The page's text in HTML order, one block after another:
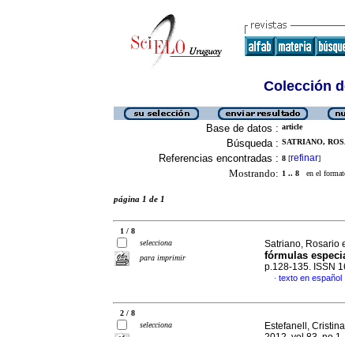
Colección
Base de datos : article
Búsqueda : SATRIANO,
Referencias encontradas : 8 [refinar]
Mostrando: 1 .. 8 en el
página 1 de 1
1 / 8
selecciona
para imprimir
Satriano, Rosario
fórmulas
p.128-135. ISSN
· texto en español
2 / 8
selecciona
Estefanell,